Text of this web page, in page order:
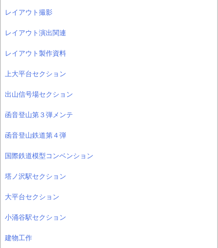
レイアウト撮影
レイアウト演出関連
レイアウト製作資料
上大平台セクション
出山信号場セクション
函音登山第３弾メンテ
函音登山鉄道第４弾
国際鉄道模型コンベンション
塔ノ沢駅セクション
大平台セクション
小涌谷駅セクション
建物工作